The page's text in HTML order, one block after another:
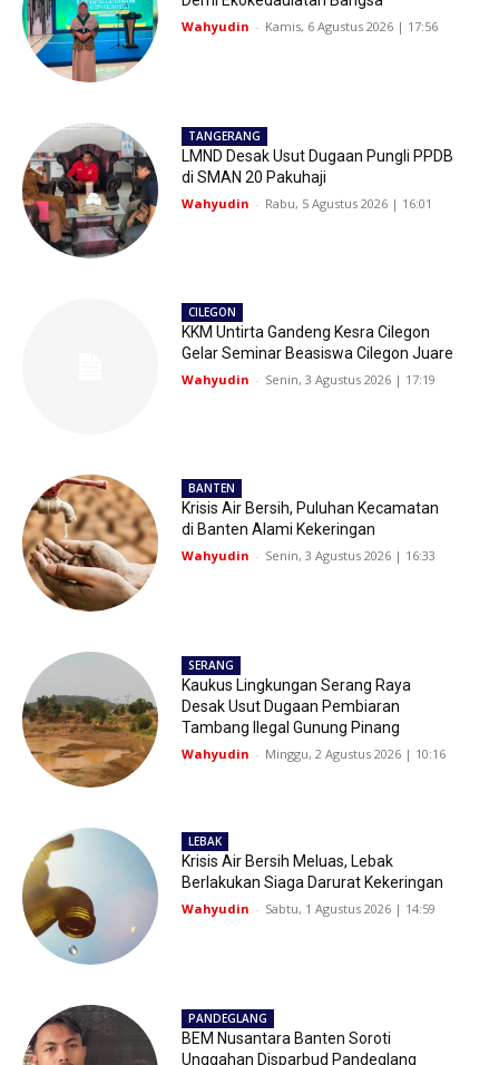
Wahyudin - Kamis, 6 Agustus 2026 | 17:56
TANGERANG
LMND Desak Usut Dugaan Pungli PPDB
di SMAN 20 Pakuhaji
Wahyudin - Rabu, 5 Agustus 2026 | 16:01
CILEGON
KKM Untirta Gandeng Kesra Cilegon
Gelar Seminar Beasiswa Cilegon Juare
Wahyudin - Senin, 3 Agustus 2026 | 17:19
BANTEN
Krisis Air Bersih, Puluhan Kecamatan
di Banten Alami Kekeringan
Wahyudin - Senin, 3 Agustus 2026 | 16:33
SERANG
Kaukus Lingkungan Serang Raya
Desak Usut Dugaan Pembiaran
Tambang Ilegal Gunung Pinang
Wahyudin - Minggu, 2 Agustus 2026 | 10:16
LEBAK
Krisis Air Bersih Meluas, Lebak
Berlakukan Siaga Darurat Kekeringan
Wahyudin - Sabtu, 1 Agustus 2026 | 14:59
PANDEGLANG
BEM Nusantara Banten Soroti
Unggahan Disparbud Pandeglang